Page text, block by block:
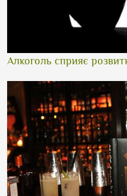
Алкоголь сприяє